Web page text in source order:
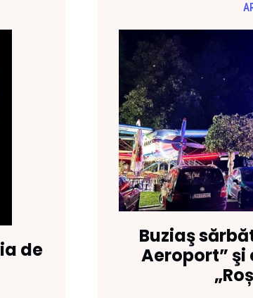
de
Buziaş
Aeroport”